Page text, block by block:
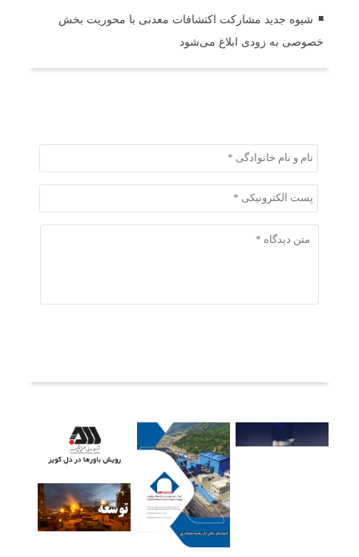
شیوه جدید مشارکت اکتشافات معدنی با محوریت بخش
خصوصی به زودی ابلاغ می‌شود